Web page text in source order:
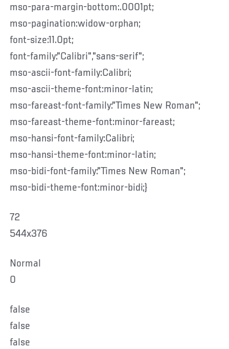
mso-para-margin-bottom:.0001pt;
mso-pagination:widow-orphan;
font-size:11.0pt;
font-family:"Calibri","sans-serif";
mso-ascii-font-family:Calibri;
mso-ascii-theme-font:minor-latin;
mso-fareast-font-family:"Times New Roman";
mso-fareast-theme-font:minor-fareast;
mso-hansi-font-family:Calibri;
mso-hansi-theme-font:minor-latin;
mso-bidi-font-family:"Times New Roman";
mso-bidi-theme-font:minor-bidi;}
72
544x376
Normal
0
false
false
false